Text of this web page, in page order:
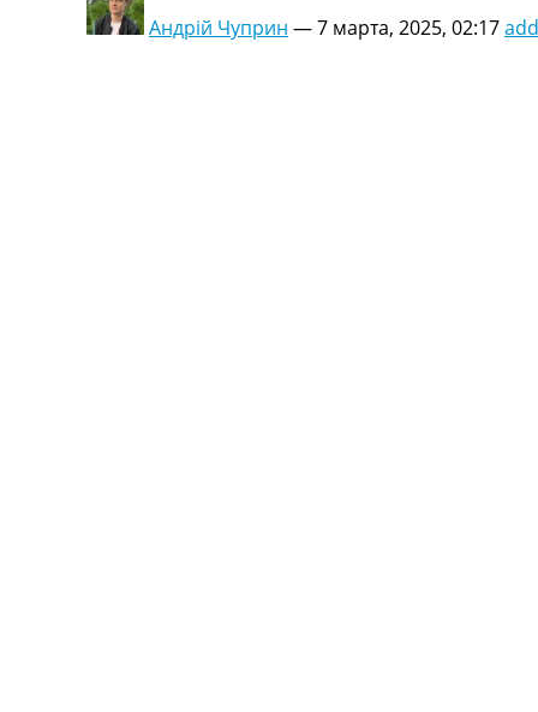
Андрій Чуприн —7 марта, 2025, 02:17